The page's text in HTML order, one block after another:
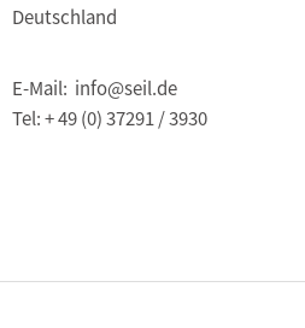
Deutschland
E-Mail: info@seil.de
Tel: + 49 (0) 37291 / 3930